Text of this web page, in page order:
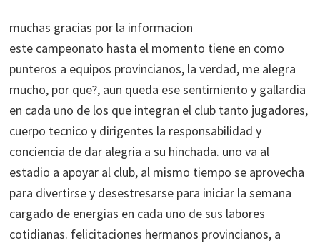
muchas gracias por la informacion
este campeonato hasta el momento tiene en como
punteros a equipos provincianos, la verdad, me alegra
mucho, por que?, aun queda ese sentimiento y gallardia
en cada uno de los que integran el club tanto jugadores,
cuerpo tecnico y dirigentes la responsabilidad y
conciencia de dar alegria a su hinchada. uno va al
estadio a apoyar al club, al mismo tiempo se aprovecha
para divertirse y desestresarse para iniciar la semana
cargado de energias en cada uno de sus labores
cotidianas. felicitaciones hermanos provincianos, a